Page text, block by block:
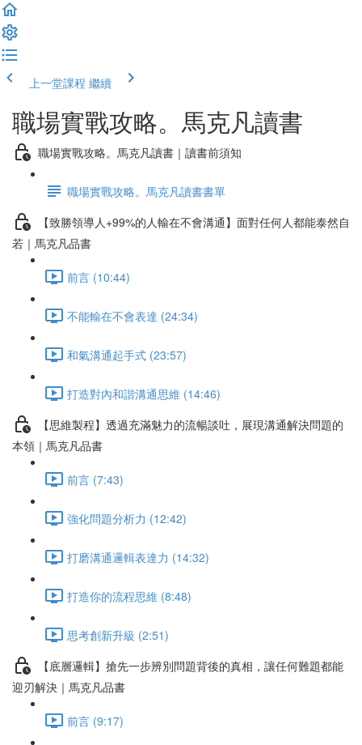
上一堂課程 繼續
職場實戰攻略。馬克凡讀書
職場實戰攻略。馬克凡讀書｜讀書前須知
職場實戰攻略。馬克凡讀書書單
【致勝領導人+99%的人輸在不會溝通】面對任何人都能泰然自
若｜馬克凡品書
前言 (10:44)
不能輸在不會表達 (24:34)
和氣溝通起手式 (23:57)
打造對內和諧溝通思維 (14:46)
【思維製程】透過充滿魅力的流暢談吐，展現溝通解決問題的
本領｜馬克凡品書
前言 (7:43)
強化問題分析力 (12:42)
打磨溝通邏輯表達力 (14:32)
打造你的流程思維 (8:48)
思考創新升級 (2:51)
【底層邏輯】搶先一步辨別問題背後的真相，讓任何難題都能
迎刃解決｜馬克凡品書
前言 (9:17)